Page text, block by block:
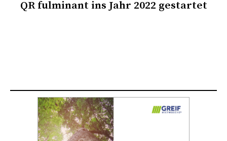
QR fulminant ins Jahr 2022 gestartet